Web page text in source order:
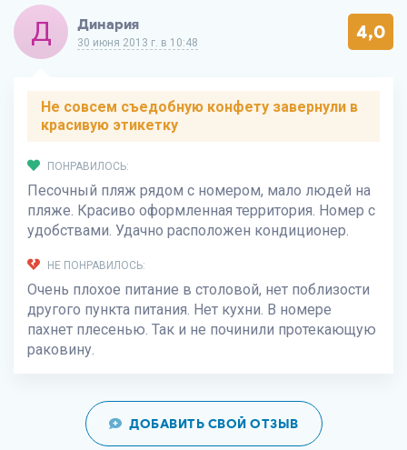
Д Динария
30 июня 2013 г. в 10:48 4,0
Не совсем съедобную конфету завернули в
красивую этикетку
ПОНРАВИЛОСЬ:
Песочный пляж рядом с номером, мало людей на
пляже. Красиво оформленная территория. Номер с
удобствами. Удачно расположен кондиционер.
НЕ ПОНРАВИЛОСЬ:
Очень плохое питание в столовой, нет поблизости
другого пункта питания. Нет кухни. В номере
пахнет плесенью. Так и не починили протекающую
раковину.
ДОБАВИТЬ СВОЙ ОТЗЫВ